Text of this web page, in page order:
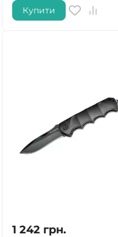
Купити
1 242 грн.